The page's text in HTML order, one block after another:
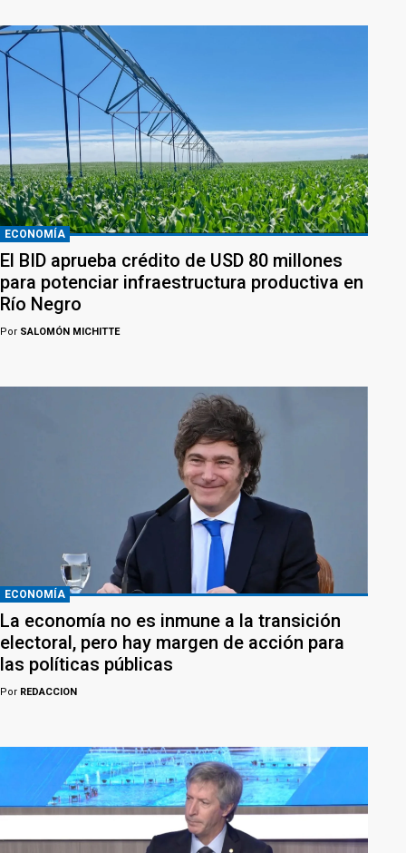
ECONOMÍA
El BID aprueba crédito de USD 80 millones
para potenciar infraestructura productiva en
Río Negro
Por SALOMÓN MICHITTE
ECONOMÍA
La economía no es inmune a la transición
electoral, pero hay margen de acción para
las políticas públicas
Por REDACCION